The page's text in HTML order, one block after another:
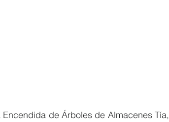
de Árboles de Almacenes Tía,